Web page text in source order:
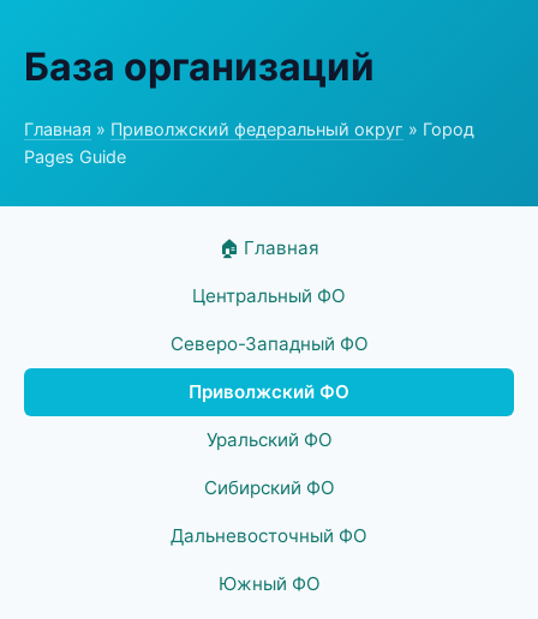
База организаций
Главная » Приволжский федеральный округ » Город
Pages Guide
🏠 Главная
Центральный ФО
Северо-Западный ФО
Приволжский ФО
Уральский ФО
Сибирский ФО
Дальневосточный ФО
Южный ФО